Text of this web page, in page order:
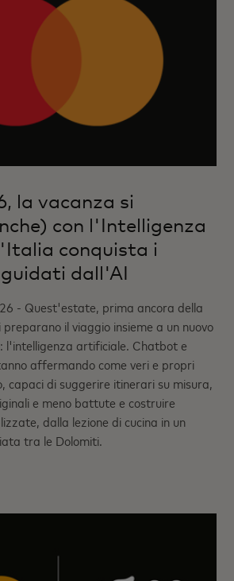
la vacanza si
con l'Intelligenza
conquista i
dall'AI
- Quest'estate, prima ancora della
il viaggio insieme a un nuovo
l'intelligenza artificiale. Chatbot e
affermando come veri e propri
capaci di suggerire itinerari su misura,
e meno battute e costruire
dalla lezione di cucina in un
tra le Dolomiti.